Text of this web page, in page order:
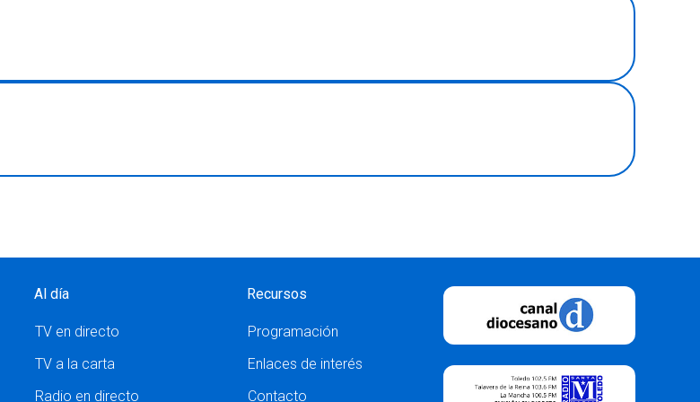
Al día
TV en directo
TV a la carta
Radio en directo
Recursos
Programación
Enlaces de interés
Contacto